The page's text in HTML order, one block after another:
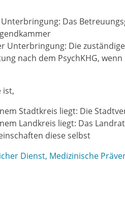
Das
Unterbringung: Die
nach dem PsychKHG,
ist,
Stadtkreis liegt: Die
Landkreis liegt: Das
diese selbst
Dienst, Medizinische